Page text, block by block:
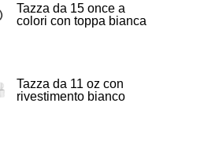
Tazza da 15 once a
colori con toppa bianca
Tazza da 11 oz con
rivestimento bianco